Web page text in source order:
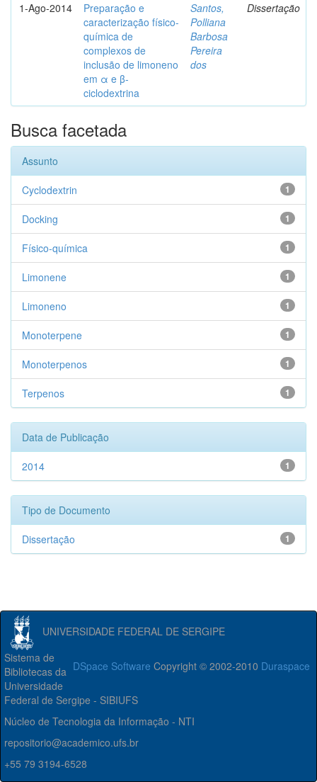
1-Ago-2014
Preparação e
caracterização físico-
química de
complexos de
inclusão de limoneno
em α e β-
ciclodextrina
Santos,
Polliana
Barbosa
Pereira
dos
Dissertação
Busca facetada
Assunto
1
Cyclodextrin
1
Docking
1
Físico-química
1
Limonene
1
Limoneno
1
Monoterpene
1
Monoterpenos
1
Terpenos
Data de Publicação
1
2014
Tipo de Documento
1
Dissertação
UNIVERSIDADE FEDERAL DE SERGIPE
DSpace Software Copyright © 2002-2010 Duraspace
Sistema de
Bibliotecas da
Universidade
Federal de Sergipe - SIBIUFS
Núcleo de Tecnologia da Informação - NTI
repositorio@academico.ufs.br
+55 79 3194-6528